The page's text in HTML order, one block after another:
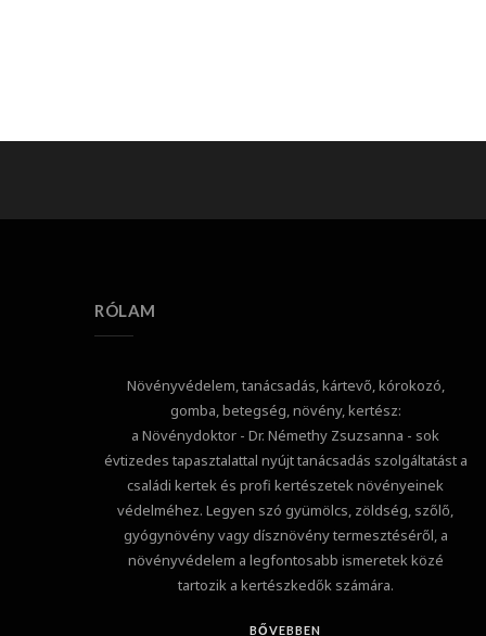
RÓLAM
Növényvédelem, tanácsadás, kártevő, kórokozó,
gomba, betegség, növény, kertész:
a Növénydoktor - Dr. Némethy Zsuzsanna - sok
évtizedes tapasztalattal nyújt tanácsadás szolgáltatást a
családi kertek és profi kertészetek növényeinek
védelméhez. Legyen szó gyümölcs, zöldség, szőlő,
gyógynövény vagy dísznövény termesztéséről, a
növényvédelem a legfontosabb ismeretek közé
tartozik a kertészkedők számára.
BŐVEBBEN